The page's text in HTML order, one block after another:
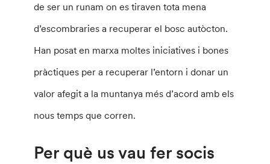
de ser un runam on es tiraven tota mena
d’escombraries a recuperar el bosc autòcton.
Han posat en marxa moltes iniciatives i bones
pràctiques per a recuperar l’entorn i donar un
valor afegit a la muntanya més d’acord amb els
nous temps que corren.
Per què us vau fer socis